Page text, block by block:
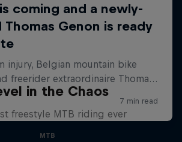
in the Chaos
freestyle MTB riding ever
MTB